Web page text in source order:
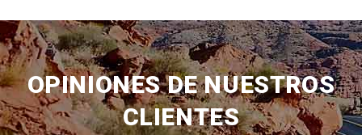
OPINIONES DE NUESTROS
CLIENTES